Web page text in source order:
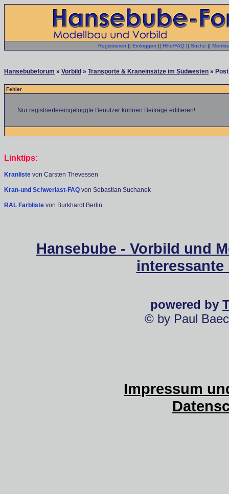
Registrieren || Einloggen || Hilfe/FAQ || Suche ||
Hansebubeforum » Vorbild » Transporte & Kraneinsätze im Südwesten »
Fehler
Nur registrierte/eingeloggte Benutzer können Beiträge editieren!
Linktips:
Kranliste von Carsten Thevessen
Kran-und Schwerlast-FAQ von Sebastian Suchanek
RAL Farbliste von Burkhardt Berlin
Hansebube - Vorbild und
powered by
© by Paul
Impressum